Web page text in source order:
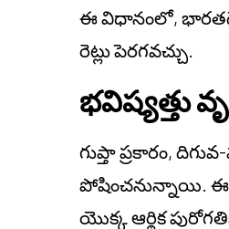
ఈ విధానంలో,
రెట్లు పెరగవచ్చు.
భవిష్యత్తు
గుప్తా ప్రకారం,
పోషించనున్నాయి. ఈ
యొక్క ఆర్థిక